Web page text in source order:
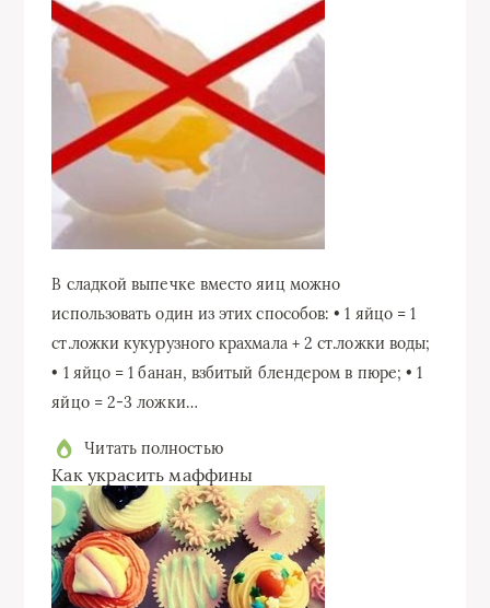
В сладкой выпечке вместо яиц можно
использовать один из этих способов: • 1 яйцо = 1
ст.ложки кукурузного крахмала + 2 ст.ложки воды;
• 1 яйцо = 1 банан, взбитый блендером в пюре; • 1
яйцо = 2-3 ложки…
Читать полностью
Как украсить маффины